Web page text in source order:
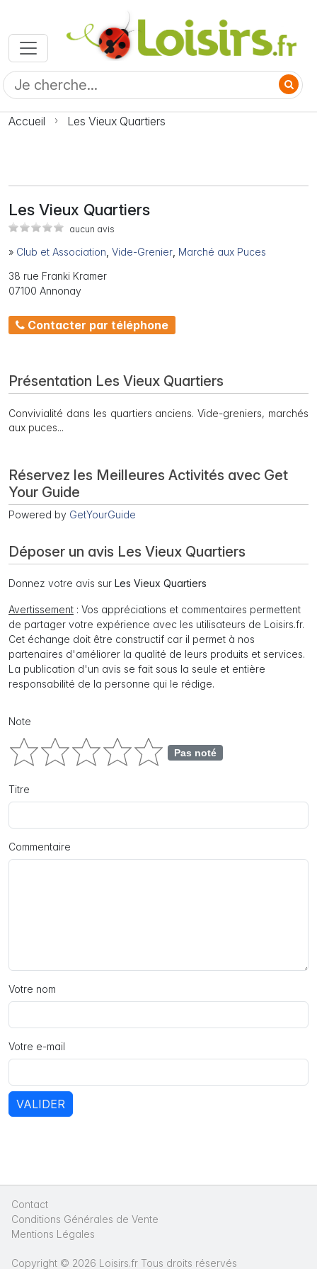
Accueil Les Vieux Quartiers
Les Vieux Quartiers
aucun avis
» Club et Association Vide-Grenier Marché aux Puces
38 rue Franki Kramer
07100 Annonay
Contacter par téléphone
Présentation Les Vieux Quartiers
Convivialité dans les quartiers anciens. Vide-greniers, marchés
aux puces...
Réservez les Meilleures Activités avec Get
Your Guide
Powered by GetYourGuide
Déposer un avis Les Vieux Quartiers
Donnez votre avis sur Les Vieux Quartiers
Avertissement : Vos appréciations et commentaires permettent
de partager votre expérience avec les utilisateurs de Loisirs.fr.
Cet échange doit être constructif car il permet à nos
partenaires d'améliorer la qualité de leurs produits et services.
La publication d'un avis se fait sous la seule et entière
responsabilité de la personne qui le rédige.
Note
Pas noté
Titre
Commentaire
Votre nom
Votre e-mail
VALIDER
Contact
Conditions Générales de Vente
Mentions Légales
Copyright © 2026 Loisirs.fr Tous droits réservés